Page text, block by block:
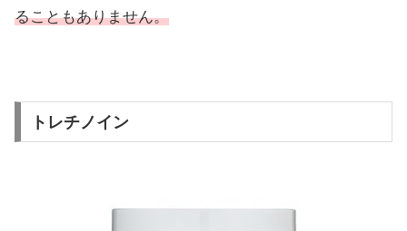
ることもありません。
トレチノイン